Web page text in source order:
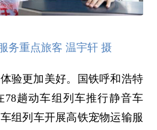
务重点旅客 温宇轩 摄
更加美好。国铁呼和浩特
78趟动车组列车推行静音车
组列车开展高铁宠物运输服